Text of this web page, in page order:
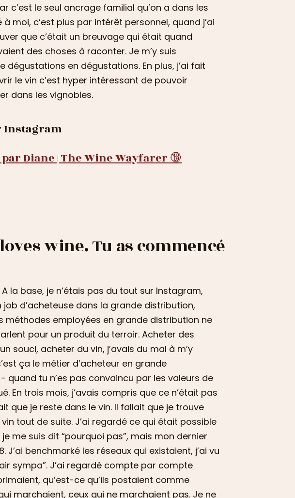
c’est le seul ancrage familial qu’on a dans les
moi, c’est plus par intérêt personnel, quand j’ai
que c’était un breuvage qui était quand
des choses à raconter. Je m’y suis
dégustations en dégustations. En plus, j’ai fait
le vin c’est hyper intéressant de pouvoir
dans les vignobles.
Instagram
Diane | The Wine Wayfarer 🔞
wine. Tu as commencé
la base, je n’étais pas du tout sur Instagram,
d’acheteuse dans la grande distribution,
méthodes employées en grande distribution ne
pour un produit du terroir. Acheter des
souci, acheter du vin, j’avais du mal à m’y
ça le métier d’acheteur en grande
quand tu n’es pas convaincu par les valeurs de
En trois mois, j’avais compris que ce n’était pas
que je reste dans le vin. Il fallait que je trouve
tout de suite. J’ai regardé ce qui était possible
me suis dit “pourquoi pas”, mais mon dernier
benchmarké les réseaux qui existaient, j’ai vu
sympa”. J’ai regardé compte par compte
qu’est-ce qu’ils postaient comme
marchaient, ceux qui ne marchaient pas. Je ne